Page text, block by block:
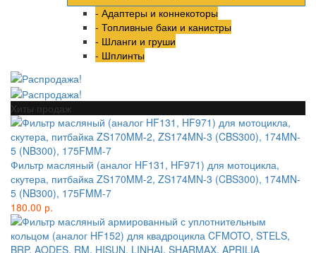
- Адаптеры и коннекоторы
- Топливные баки и канистры
- Шланги и груши
- Шплинты
Хиты продаж
Фильтр масляный (аналог HF131, HF971) для мотоцикла,
скутера, питбайка ZS170MM-2, ZS174MN-3 (CBS300), 174MN-
5 (NB300), 175FMM-7
180.00 р.